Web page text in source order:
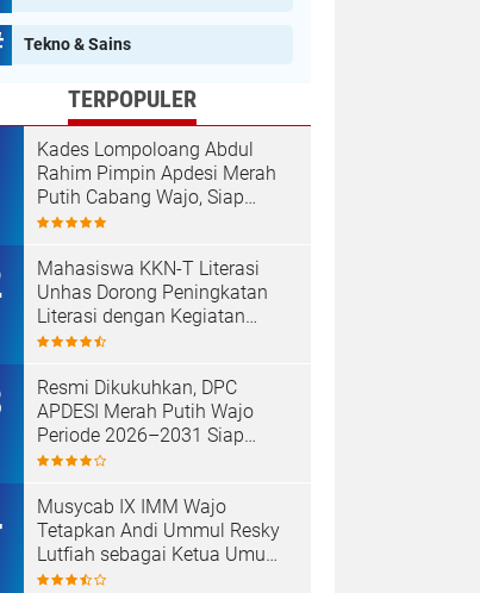
Tekno & Sains
TERPOPULER
Kades Lompoloang Abdul
Rahim Pimpin Apdesi Merah
Putih Cabang Wajo, Siap
Kawal Koperasi Merah Putih
Mahasiswa KKN-T Literasi
Unhas Dorong Peningkatan
Literasi dengan Kegiatan
Membaca Nyaring dan Cerdas
66 Kajang
Resmi Dikukuhkan, DPC
APDESI Merah Putih Wajo
Periode 2026–2031 Siap
Kawal Kemajuan Desa dan
Musycab IX IMM Wajo
Tetapkan Andi Ummul Resky
Lutfiah sebagai Ketua Umum
Terpilih